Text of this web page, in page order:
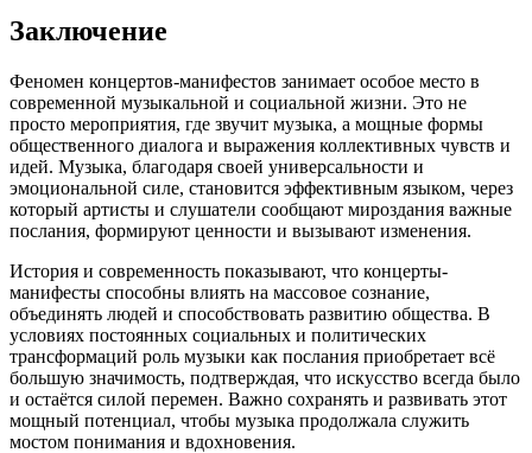
Заключение
Феномен концертов-манифестов занимает особое место в
современной музыкальной и социальной жизни. Это не
просто мероприятия, где звучит музыка, а мощные формы
общественного диалога и выражения коллективных чувств и
идей. Музыка, благодаря своей универсальности и
эмоциональной силе, становится эффективным языком, через
который артисты и слушатели сообщают мироздания важные
послания, формируют ценности и вызывают изменения.
История и современность показывают, что концерты-
манифесты способны влиять на массовое сознание,
объединять людей и способствовать развитию общества. В
условиях постоянных социальных и политических
трансформаций роль музыки как послания приобретает всё
большую значимость, подтверждая, что искусство всегда было
и остаётся силой перемен. Важно сохранять и развивать этот
мощный потенциал, чтобы музыка продолжала служить
мостом понимания и вдохновения.